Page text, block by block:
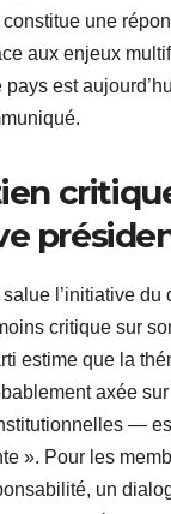
une
aux enjeux
est
l’initiative du
critique sur
estime que la
axée
—
». Pour les
un